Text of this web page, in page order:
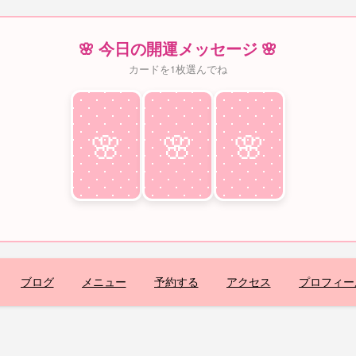
🌸 今日の開運メッセージ 🌸
カードを1枚選んでね
🌸
♥ 🌸
♥ 🌸
♥
ブログ メニュー 予約する アクセス プロフィ